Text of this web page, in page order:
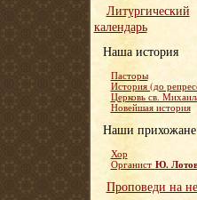
Литургический
календарь
Наша история
Пасторы
История (до
Церковь св.
Новейшая история
Наши прихожане
Хор
Органист Ю.
Проповеди на